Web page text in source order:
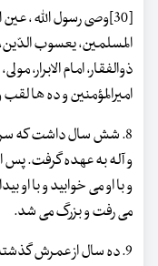
[30]وصی رسول اللّه ،
المسلمین، یعسوب الدّین،
ذوالفقار، امام الابرار،
امیرالمؤمنین و ده ها
8. شش سال داشت که
و آله به عهده گرفت. پس
و با او می خوابید و با او
می رفت و بزرگ می شد.
9. ده سال از عمرش